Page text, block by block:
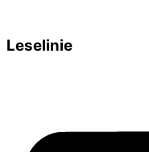
Leselinie